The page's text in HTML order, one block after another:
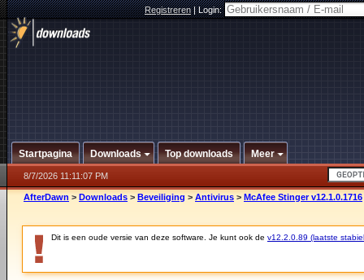
Registreren|Login:
Startpagina Downloads Top downloads Meer
8/7/2026 11:11:07 PM
AfterDawn > Downloads > Beveiliging > Antivirus > McAfee Stinger v12.1.0.1716
Dit is een oude versie van deze software. Je kunt ook de v12.2.0.89 (laatste